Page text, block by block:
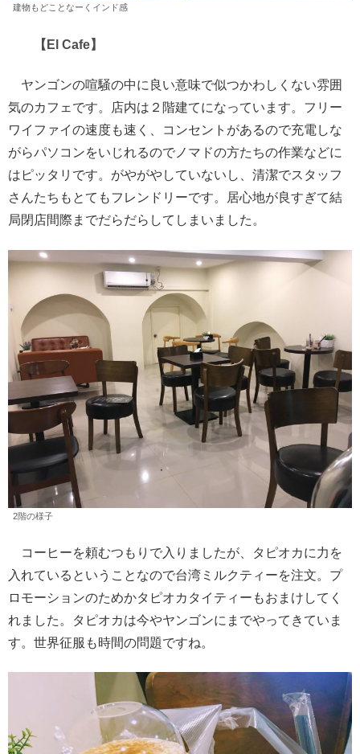
建物もどことなーくインド感
【El Cafe】
ヤンゴンの喧騒の中に良い意味で似つかわしくない雰囲
気のカフェです。店内は２階建てになっています。フリー
ワイファイの速度も速く、コンセントがあるので充電しな
がらパソコンをいじれるのでノマドの方たちの作業などに
はピッタリです。がやがやしていないし、清潔でスタッフ
さんたちもとてもフレンドリーです。居心地が良すぎて結
局閉店間際までだらだらしてしまいました。
2階の様子
コーヒーを頼むつもりで入りましたが、タピオカに力を
入れているということなので台湾ミルクティーを注文。プ
ロモーションのためかタピオカタイティーもおまけしてく
れました。タピオカは今やヤンゴンにまでやってきていま
す。世界征服も時間の問題ですね。